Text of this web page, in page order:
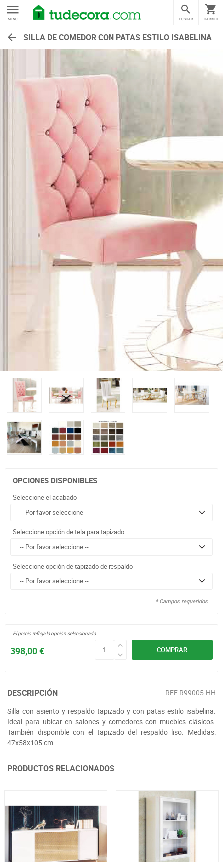
MENU CARRITO
BUSCAR
SILLA DE COMEDOR CON PATAS ESTILO ISABELINA
OPCIONES DISPONIBLES
Seleccione el acabado
Seleccione opción de tela para tapizado
Seleccione opción de tapizado de respaldo
* Campos requeridos
COMPRAR
398,00 €
El precio refleja la opción seleccionada
DESCRIPCIÓN REF R99005-HH
Silla con asiento y respaldo tapizado y con patas estilo isabelina.
Ideal para ubicar en salones y comedores con muebles clásicos.
También disponible con el tapizado del respaldo liso. Medidas:
47x58x105 cm.
PRODUCTOS RELACIONADOS